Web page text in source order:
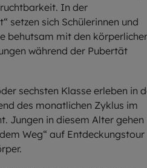
In der
setzen sich Schülerinnen und
behutsam mit den
während der Pubertät
sechsten Klasse erleben in
des monatlichen Zyklus im
Jungen in diesem Alter gehen
Weg“ auf Entdeckungstour